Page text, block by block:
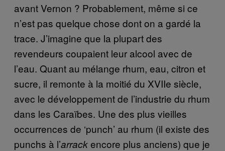
avant Vernon ? Probablement, même si ce
n’est pas quelque chose dont on a gardé la
trace. J’imagine que la plupart des
revendeurs coupaient leur alcool avec de
l’eau. Quant au mélange rhum, eau, citron et
sucre, il remonte à la moitié du XVIIe siècle,
avec le développement de l’industrie du rhum
dans les Caraïbes. Une des plus vieilles
occurrences de ‘punch’ au rhum (il existe des
punchs à l’arrackencore plus anciens) que je